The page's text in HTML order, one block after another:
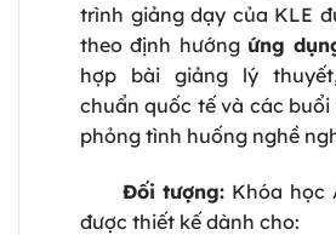
trình giảng dạy của KLE
theo định hướng ứng
hợp bài giảng lý
chuẩn quốc tế và các
phỏng tình huống nghề
Đối tượng: Khóa học
được thiết kế dành cho: